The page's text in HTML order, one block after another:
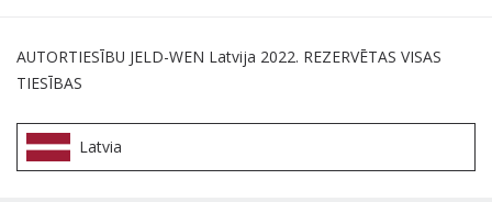
AUTORTIESĪBU JELD-WEN Latvija 2022. REZERVĒTAS VISAS
TIESĪBAS
Latvia